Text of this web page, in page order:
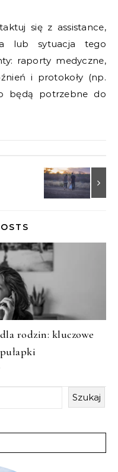
się z assistance,
lub sytuacja tego
raporty medyczne,
i protokoły (np.
będą potrzebne do
rodzin: kluczowe
Szukaj